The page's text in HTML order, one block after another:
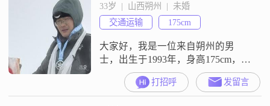
33岁  |  山西朔州  |  未婚
交通运输
175cm
大家好，我是一位来自朔州的男
士，出生于1993年，身高175cm，目
前月收入在5001到8000元之间
##3002##我拥有大专学历，在工作
中我认真负责，对待生活也是一丝
打招呼 发留言